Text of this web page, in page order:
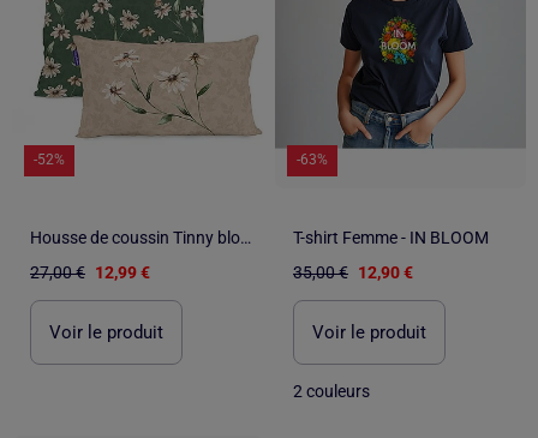
-52%
Housse de coussin Tinny bloom "Happyfriday
27,00 € 12,99 €
Voir le produit
-63%
T-shirt Femme - IN BLOOM
35,00 € 12,90 €
Voir le produit
2 couleurs